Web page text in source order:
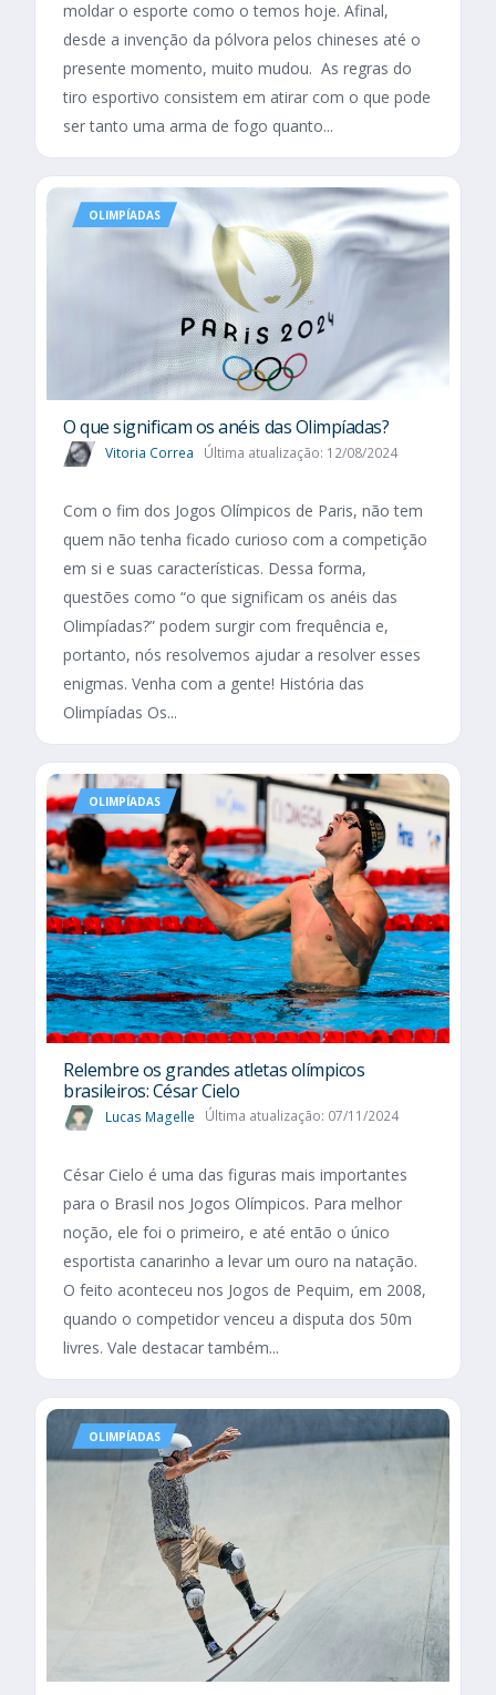
moldar o esporte como o temos hoje. Afinal,
desde a invenção da pólvora pelos chineses até o
presente momento, muito mudou. As regras do
tiro esportivo consistem em atirar com o que pode
ser tanto uma arma de fogo quanto...
OLIMPÍADAS
O que significam os anéis das Olimpíadas?
Vitoria Correa Última atualização: 12/08/2024
Com o fim dos Jogos Olímpicos de Paris, não tem
quem não tenha ficado curioso com a competição
em si e suas características. Dessa forma,
questões como “o que significam os anéis das
Olimpíadas?” podem surgir com frequência e,
portanto, nós resolvemos ajudar a resolver esses
enigmas. Venha com a gente! História das
Olimpíadas Os...
OLIMPÍADAS
Relembre os grandes atletas olímpicos
brasileiros: César Cielo
Lucas Magelle Última atualização: 07/11/2024
César Cielo é uma das figuras mais importantes
para o Brasil nos Jogos Olímpicos. Para melhor
noção, ele foi o primeiro, e até então o único
esportista canarinho a levar um ouro na natação.
O feito aconteceu nos Jogos de Pequim, em 2008,
quando o competidor venceu a disputa dos 50m
livres. Vale destacar também...
OLIMPÍADAS